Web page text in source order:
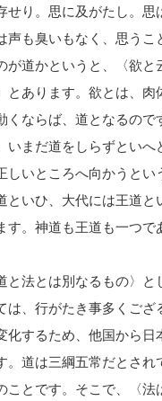
せり。思に及がたし。
声も臭いもなく、思う
が道かというと、〈欲
あります。欲とは、肉
ならば、道となるので
いまだ道をしらずとい
いところへ向かうとい
いひ、大代には王道と
す。神道も王道も一つで
法とは別なるもの〉と
は、行がたき事多くござ
するため、他国から日
道は三綱五常だとされ
ことです。そこで、〈